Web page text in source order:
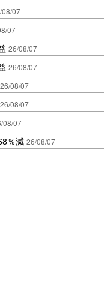
08/07
07
26/08/07
26/08/07
26/08/07
26/08/07
08/07
％減 26/08/07